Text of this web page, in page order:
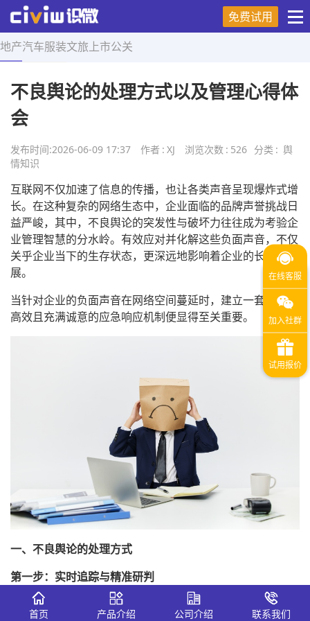
免费试用
地产汽车服装文旅 上市公关
首页 > 舆情知识 > 正文
不良舆论的处理方式以及管理心得体
会
发布时间:2026-06-09 17:37 作者 : XJ 浏览次数 : 526 分类 : 舆
情知识
互联网不仅加速了信息的传播，也让各类声音呈现爆炸式增
长。在这种复杂的网络生态中，企业面临的品牌声誉挑战日
益严峻，其中，不良舆论的突发性与破坏力往往成为考验企
业管理智慧的分水岭。有效应对并化解这些负面声音，不仅
关乎企业当下的生存状态，更深远地影响着企业的长远发
展。
当针对企业的负面声音在网络空间蔓延时，建立一套敏捷、
高效且充满诚意的应急响应机制便显得至关重要。
一、不良舆论的处理方式
第一步：实时追踪与精准研判
信息的瞬时爆发要求企业必须具备极强的感知能力。在事态
首页 产品介绍 公司介绍 联系我们